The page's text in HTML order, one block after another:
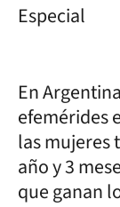
Especial
En
efemérides
las
año y 3
que ganan